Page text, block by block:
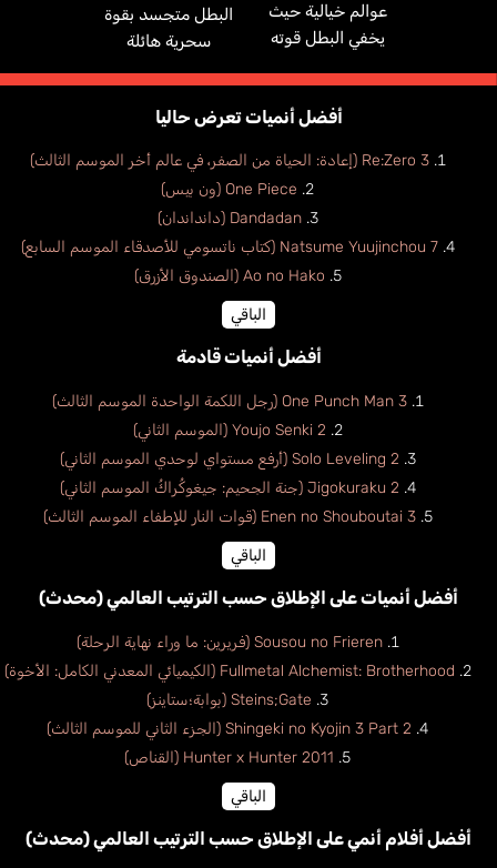
عوالم خيالية حيث
يخفي البطل قوته
البطل متجسد بقوة
سحرية هائلة
أفضل أنميات تعرض حاليا
Re:Zero 3 (إعادة: الحياة من الصفر، في عالم أخر الموسم الثالث)
One Piece (ون بيس)
Dandadan (دانداندان)
Natsume Yuujinchou 7 (كتاب ناتسومي للأصدقاء الموسم السابع)
Ao no Hako (الصندوق الأزرق)
الباقي
أفضل أنميات قادمة
One Punch Man 3 (رجل اللكمة الواحدة الموسم الثالث)
Youjo Senki 2 (الموسم الثاني)
Solo Leveling 2 (أرفع مستواي لوحدي الموسم الثاني)
Jigokuraku 2 (جنة الجحيم: جيغوكُراكُ الموسم الثاني)
Enen no Shouboutai 3 (قوات النار للإطفاء الموسم الثالث)
الباقي
أفضل أنميات على الإطلاق حسب الترتيب العالمي (محدث)
Sousou no Frieren (فريرين: ما وراء نهاية الرحلة)
Fullmetal Alchemist: Brotherhood (الكيميائي المعدني الكامل: الأخوة)
Steins;Gate (بوابة؛ستاينز)
Shingeki no Kyojin 3 Part 2 (الجزء الثاني للموسم الثالث)
Hunter x Hunter 2011 (القناص)
الباقي
أفضل أفلام أنمي على الإطلاق حسب الترتيب العالمي (محدث)